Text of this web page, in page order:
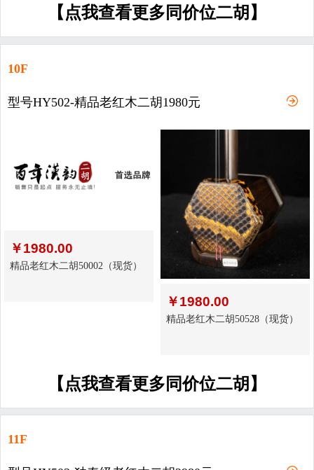
【点我查看更多同价位二胡】
10F
型号HY502-精品老红木二胡1980元
￥1980.00
精品老红木二胡50002（现货）
￥1980.00
精品老红木二胡50528（现货）
【点我查看更多同价位二胡】
11F